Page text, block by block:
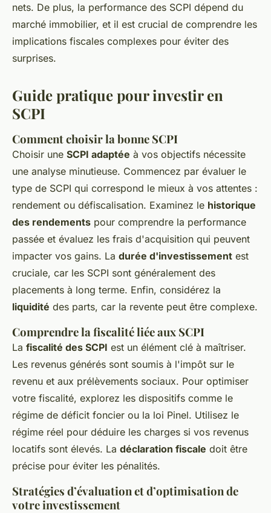
nets. De plus, la performance des SCPI dépend du
marché immobilier, et il est crucial de comprendre les
implications fiscales complexes pour éviter des
surprises.
Guide pratique pour investir en
SCPI
Comment choisir la bonne SCPI
Choisir une SCPI adaptée à vos objectifs nécessite
une analyse minutieuse. Commencez par évaluer le
type de SCPI qui correspond le mieux à vos attentes :
rendement ou défiscalisation. Examinez le historique
des rendements pour comprendre la performance
passée et évaluez les frais d'acquisition qui peuvent
impacter vos gains. La durée d'investissement est
cruciale, car les SCPI sont généralement des
placements à long terme. Enfin, considérez la
liquidité des parts, car la revente peut être complexe.
Comprendre la fiscalité liée aux SCPI
La fiscalité des SCPI est un élément clé à maîtriser.
Les revenus générés sont soumis à l'impôt sur le
revenu et aux prélèvements sociaux. Pour optimiser
votre fiscalité, explorez les dispositifs comme le
régime de déficit foncier ou la loi Pinel. Utilisez le
régime réel pour déduire les charges si vos revenus
locatifs sont élevés. La déclaration fiscale doit être
précise pour éviter les pénalités.
Stratégies d’évaluation et d’optimisation de
votre investissement